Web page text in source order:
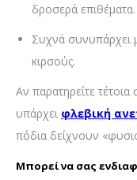
δροσερά επιθέματα.
Συχνά συνυπάρχει
κιρσούς.
Αν παρατηρείτε
υπάρχει φλεβική
πόδια δείχνουν
Μπορεί να σας